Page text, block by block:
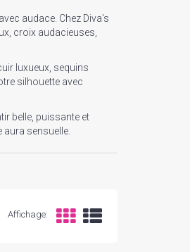
audace. Chez Diva's
croix audacieuses,
luxueux, sequins
silhouette avec
belle, puissante et
sensuelle.
Affichage: